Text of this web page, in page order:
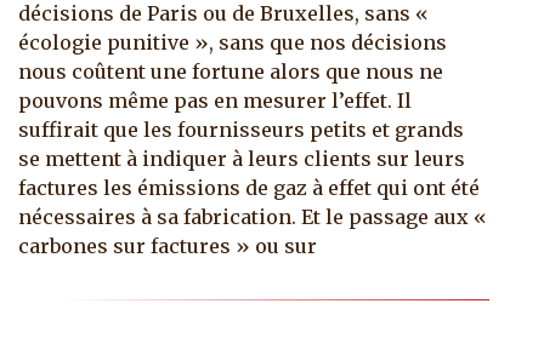
décisions de Paris ou de Bruxelles, sans «
écologie punitive », sans que nos décisions
nous coûtent une fortune alors que nous ne
pouvons même pas en mesurer l’effet. Il
suffirait que les fournisseurs petits et grands
se mettent à indiquer à leurs clients sur leurs
factures les émissions de gaz à effet qui ont été
nécessaires à sa fabrication. Et le passage aux «
carbones sur factures » ou sur